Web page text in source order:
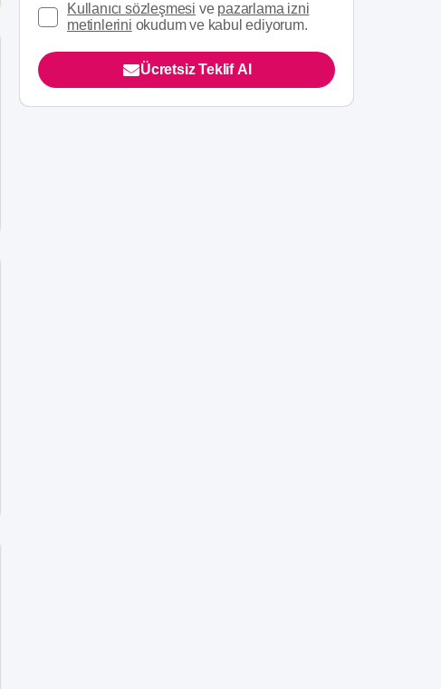
Kullanıcı sözleşmesi ve pazarlama izni
metinlerini okudum ve kabul ediyorum.
Ücretsiz Teklif Al